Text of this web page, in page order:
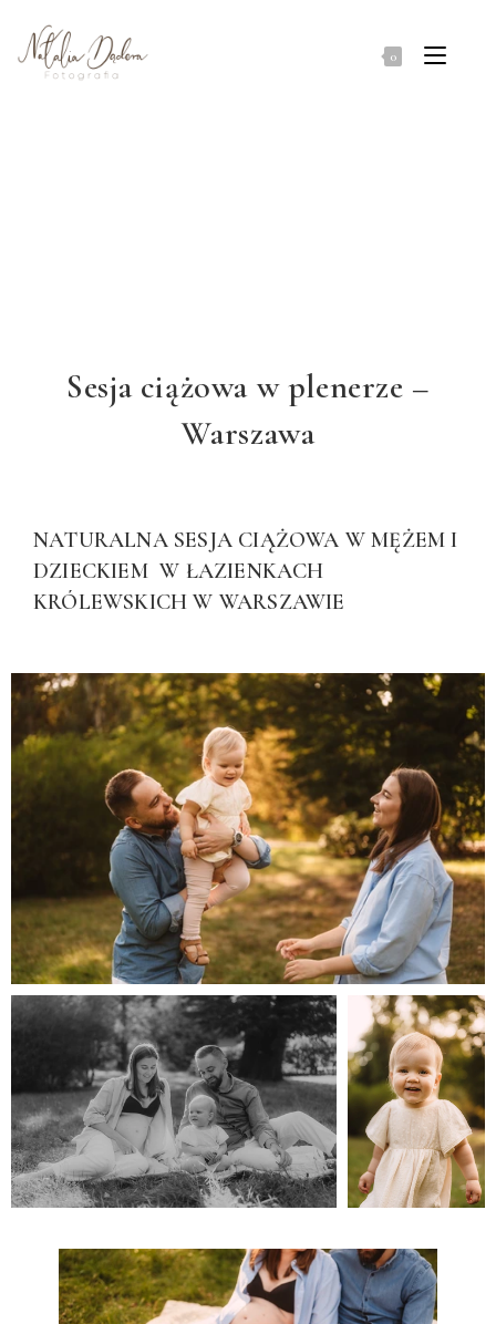
0
Sesja ciążowa w plenerze –
Warszawa
NATURALNA SESJA CIĄŻOWA W MĘŻEM I
DZIECKIEM W ŁAZIENKACH
KRÓLEWSKICH W WARSZAWIE